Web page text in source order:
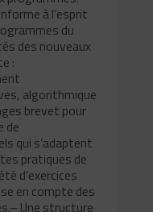
à l’esprit
du
des nouveaux
:
algorithmique
brevet pour
de
qui s’adaptent
pratiques de
d’exercices
en compte des
Une structure